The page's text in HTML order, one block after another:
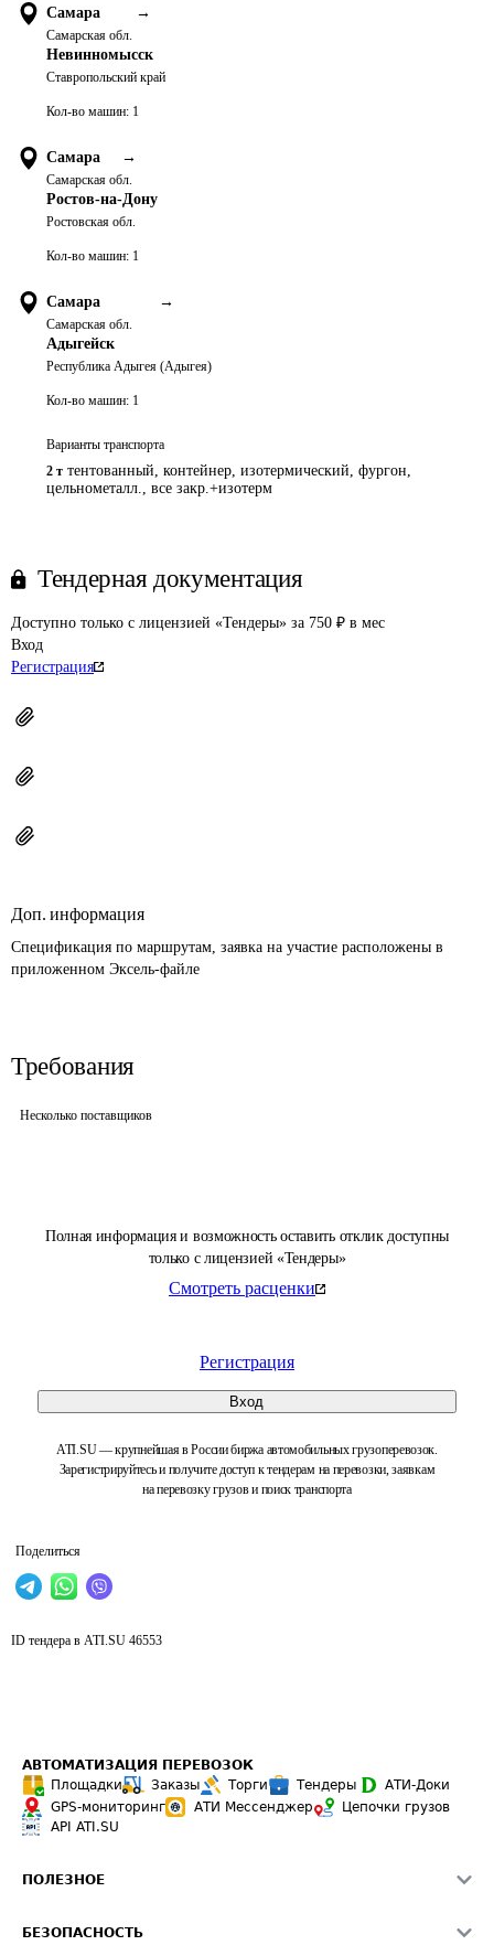
Полная информация и возможность оставить отклик доступны
только с лицензией «Тендеры»
Смотреть расценки
Регистрация
Вход
ATI.SU — крупнейшая в России биржа автомобильных грузоперевозок.
Зарегистрируйтесь и получите доступ к тендерам на перевозки, заявкам
на перевозку грузов и поиск транспорта
Поделиться
Самара →
Самарская обл.
Невинномысск
Ставропольский край
Кол-во машин: 1
Самара →
Самарская обл.
Ростов-на-Дону
Ростовская обл.
Кол-во машин: 1
Самара →
Самарская обл.
Адыгейск
Республика Адыгея (Адыгея)
Кол-во машин: 1
Варианты транспорта
2 т тентованный, контейнер, изотермический, фургон,
цельнометалл., все закр.+изотерм
Тендерная документация
Доступно только с лицензией «Тендеры» за 750 ₽ в мес
Вход
Регистрация
Доп. информация
Спецификация по маршрутам, заявка на участие расположены в
приложенном Эксель-файле
Требования
Несколько поставщиков
ID тендера в ATI.SU 46553
АВТОМАТИЗАЦИЯ ПЕРЕВОЗОК
Площадки
Заказы Торги Тендеры
АТИ-Доки
GPS-мониторинг
АТИ Мессенджер
Цепочки грузов
API ATI.SU
ПОЛЕЗНОЕ
БЕЗОПАСНОСТЬ